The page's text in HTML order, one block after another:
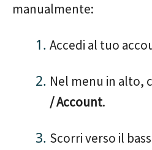
manualmente:
Accedi al tuo
Nel menu in alto,
/ Account.
Scorri verso il